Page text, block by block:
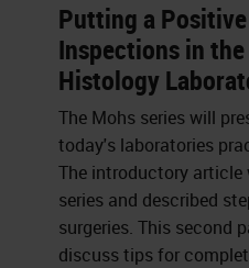
Putting a
Inspections in
Histology
The Mohs series will
today's laboratories
The introductory
series and described
surgeries. This second
discuss tips for